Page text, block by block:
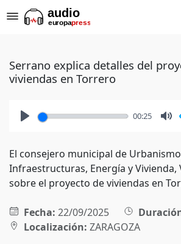
Serrano explica detalles del
viviendas en Torrero
00:25
El consejero municipal de
Infraestructuras, Energía y Vivienda,
sobre el proyecto de viviendas en
Fecha: 22/09/2025
Localización: ZARAGOZA